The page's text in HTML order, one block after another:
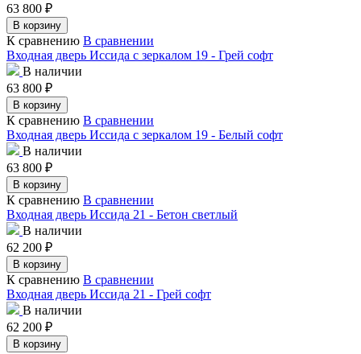
63 800 ₽
В корзину
К сравнению В сравнении
Входная дверь Иссида с зеркалом 19 - Грей софт
В наличии
63 800 ₽
В корзину
К сравнению В сравнении
Входная дверь Иссида с зеркалом 19 - Белый софт
В наличии
63 800 ₽
В корзину
К сравнению В сравнении
Входная дверь Иссида 21 - Бетон светлый
В наличии
62 200 ₽
В корзину
К сравнению В сравнении
Входная дверь Иссида 21 - Грей софт
В наличии
62 200 ₽
В корзину